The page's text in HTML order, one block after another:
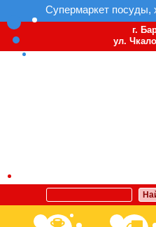
Супермаркет посуды,
г.
ул.